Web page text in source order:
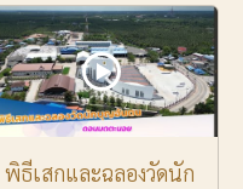
พิธีเสกและฉลองวัดนัก